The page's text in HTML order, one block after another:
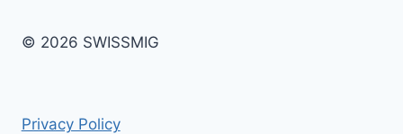
© 2026 SWISSMIG
Privacy Policy